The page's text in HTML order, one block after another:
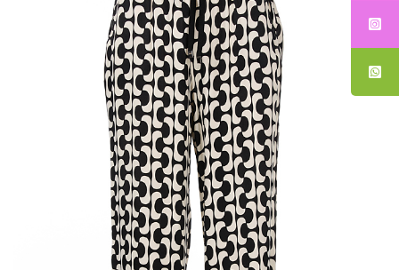
O
N
U